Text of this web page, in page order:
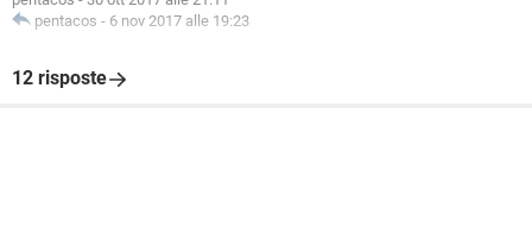
pentacos - 6 nov 2017 alle 19:23
12 risposte